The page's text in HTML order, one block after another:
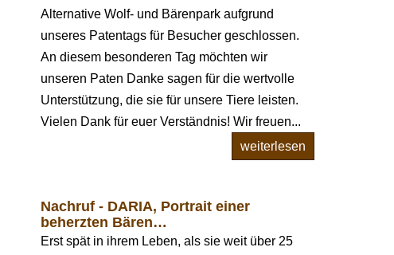
Alternative Wolf- und Bärenpark aufgrund
unseres Patentags für Besucher geschlossen.
An diesem besonderen Tag möchten wir
unseren Paten Danke sagen für die wertvolle
Unterstützung, die sie für unsere Tiere leisten.
Vielen Dank für euer Verständnis! Wir freuen...
weiterlesen
Nachruf - DARIA, Portrait einer
beherzten Bären…
Erst spät in ihrem Leben, als sie weit über 25